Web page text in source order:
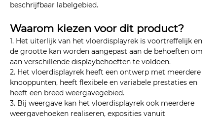
beschrijfbaar labelgebied.
Waarom kiezen voor dit product?
1. Het uiterlijk van het vloerdisplayrek is voortreffelijk en
de grootte kan worden aangepast aan de behoeften om
aan verschillende displaybehoeften te voldoen.
2. Het vloerdisplayrek heeft een ontwerp met meerdere
knooppunten, heeft flexibele en variabele prestaties en
heeft een breed weergavegebied.
3. Bij weergave kan het vloerdisplayrek ook meerdere
weergavehoeken realiseren, exposities vanuit